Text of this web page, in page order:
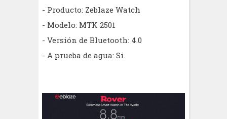
- Producto: Zeblaze Watch
- Modelo: MTK 2501
- Versión de Bluetooth: 4.0
- A prueba de agua: Si.